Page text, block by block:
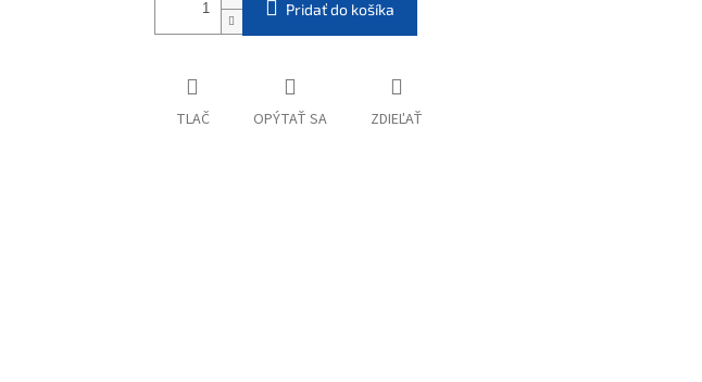
Pridať do košíka
TLAČ OPÝTAŤ SA ZDIEĽAŤ